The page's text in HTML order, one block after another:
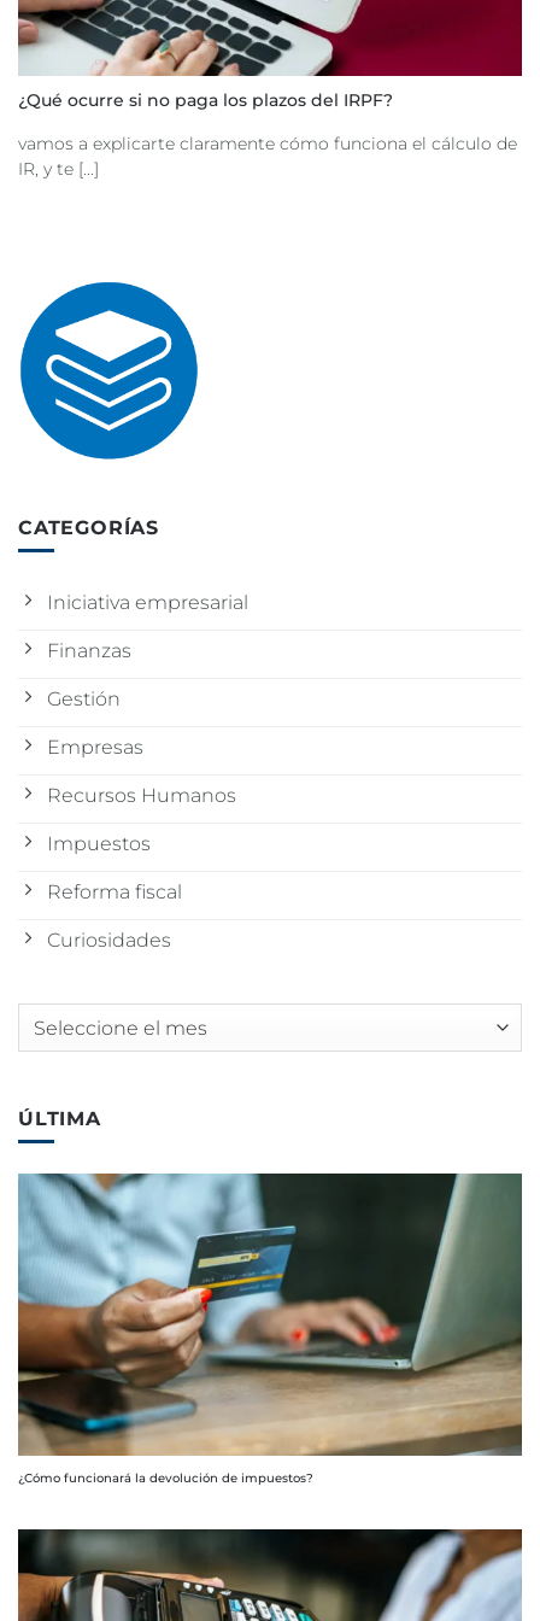
¿Qué ocurre si no paga los plazos del IRPF?
vamos a explicarte claramente cómo funciona el cálculo de
IR, y te [...]
CATEGORÍAS
Iniciativa empresarial
Finanzas
Gestión
Empresas
Recursos Humanos
Impuestos
Reforma fiscal
Curiosidades
Archivos
ÚLTIMA
¿Cómo funcionará la devolución de impuestos?